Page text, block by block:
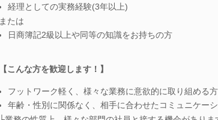
経理としての実務経験(3年以上)
または
日商簿記2級以上や同等の知識をお持ちの方
【こんな方を歓迎します！】
フットワーク軽く、様々な業務に意欲的に取り組める方
年齢・性別に関係なく、相手に合わせたコミュニケー